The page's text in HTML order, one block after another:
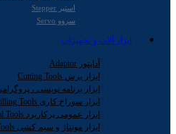
استپر Stepper
سروو Servo
ابزار آلات و تجهیزات
آداپتور Adaptor
ابزار برش Cutting Tools
ابزار برنامه نویسی ، پروگرامر Programmer
ابزار سوراخ کاری Drilling Tools
ابزار عمومی پرکاربرد General Tools
ابزار مونتاژ و سیم کشی Montage Wiring Tools